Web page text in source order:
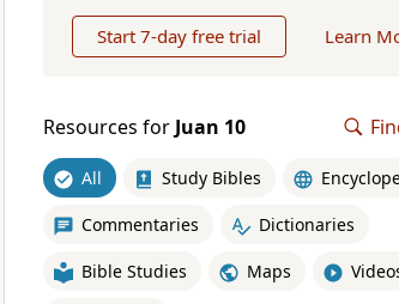
Start 7-day free trial Learn
Resources for Juan 10
All Study Bibles
Commentaries Dictionaries
Bible Studies Maps